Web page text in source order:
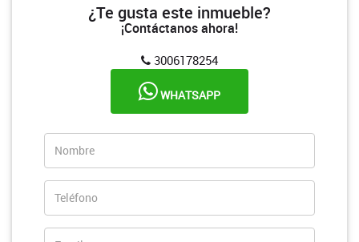
¿Te gusta este inmueble?
¡Contáctanos ahora!
3006178254
WHATSAPP